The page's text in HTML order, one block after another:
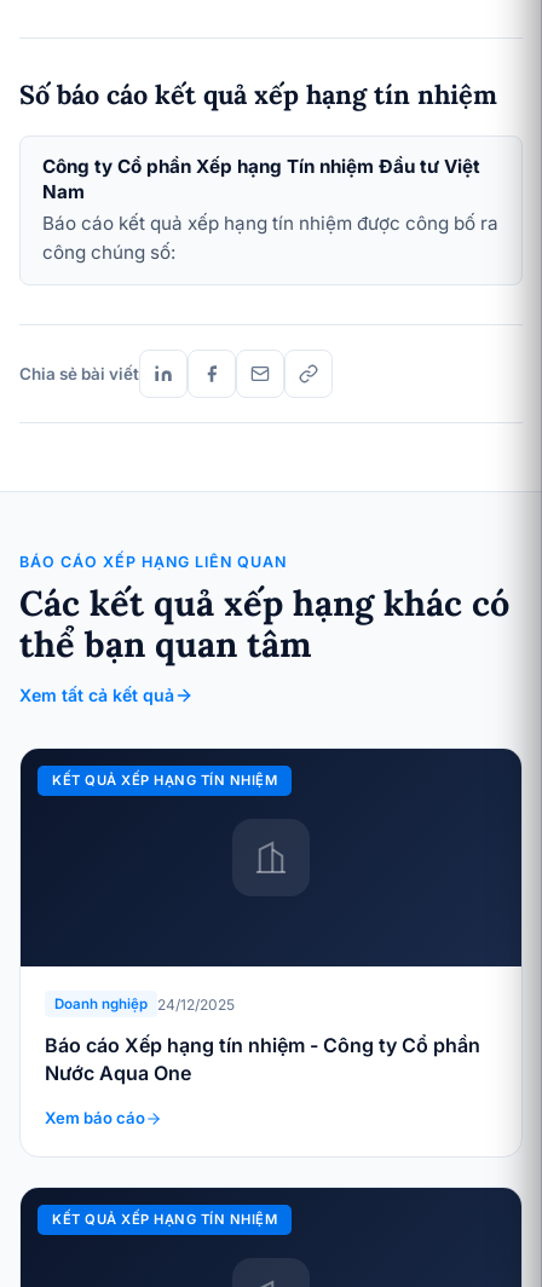
Số báo cáo kết quả xếp hạng tín nhiệm
Công ty Cổ phần Xếp hạng Tín nhiệm Đầu tư Việt
Nam
Báo cáo kết quả xếp hạng tín nhiệm được công bố ra
công chúng số:
Chia sẻ bài viết
BÁO CÁO XẾP HẠNG LIÊN QUAN
Các kết quả xếp hạng khác có
thể bạn quan tâm
Xem tất cả kết quả
KẾT QUẢ XẾP HẠNG TÍN NHIỆM
Doanh nghiệp 24/12/2025
Báo cáo Xếp hạng tín nhiệm - Công ty Cổ phần
Nước Aqua One
Xem báo cáo
KẾT QUẢ XẾP HẠNG TÍN NHIỆM